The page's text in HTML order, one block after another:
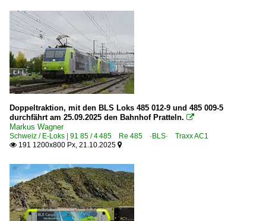
Doppeltraktion, mit den BLS Loks 485 012-9 und 485 009-5
durchfährt am 25.09.2025 den Bahnhof Pratteln. 
Markus Wagner
Schweiz / E-Loks | 91 85 / 4 485 Re 485 ·BLS· Traxx AC1
 191 1200x800 Px, 21.10.2025 